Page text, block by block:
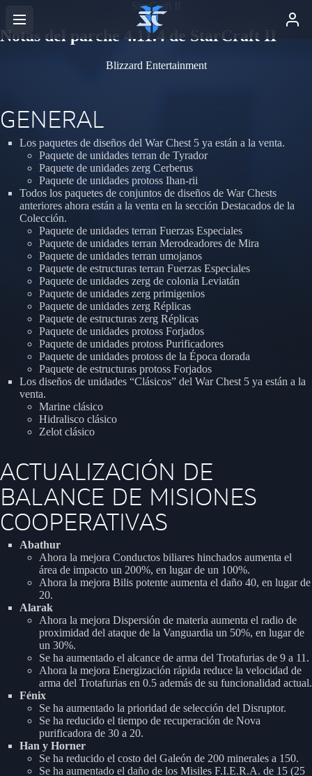
StarCraft II
Notas del parche 4.11.4 de StarCraft II
Blizzard Entertainment
GENERAL
Los paquetes de diseños del War Chest 5 ya están a la venta.
Paquete de unidades terran de Tyrador
Paquete de unidades zerg Cerberus
Paquete de unidades protoss Ihan-rii
Todos los paquetes de conjuntos de diseños de War Chests
anteriores ahora están a la venta en la sección Destacados de la
Colección.
Paquete de unidades terran Fuerzas Especiales
Paquete de unidades terran Merodeadores de Mira
Paquete de unidades terran umojanos
Paquete de estructuras terran Fuerzas Especiales
Paquete de unidades zerg de colonia Leviatán
Paquete de unidades zerg primigenios
Paquete de unidades zerg Réplicas
Paquete de estructuras zerg Réplicas
Paquete de unidades protoss Forjados
Paquete de unidades protoss Purificadores
Paquete de unidades protoss de la Época dorada
Paquete de estructuras protoss Forjados
Los diseños de unidades “Clásicos” del War Chest 5 ya están a la
venta.
Marine clásico
Hidralisco clásico
Zelot clásico
ACTUALIZACIÓN DE
BALANCE DE MISIONES
COOPERATIVAS
Abathur
Ahora la mejora Conductos biliares hinchados aumenta el
área de impacto un 200%, en lugar de un 100%.
Ahora la mejora Bilis potente aumenta el daño 40, en lugar de
20.
Alarak
Ahora la mejora Dispersión de materia aumenta el radio de
proximidad del ataque de la Vanguardia un 50%, en lugar de
un 30%.
Se ha aumentado el alcance de arma del Trotafurias de 9 a 11.
Ahora la mejora Energización rápida reduce la velocidad de
arma del Trotafurias en 0.5 además de su funcionalidad actual.
Fénix
Se ha aumentado la prioridad de selección del Disruptor.
Se ha reducido el tiempo de recuperación de Nova
purificadora de 30 a 20.
Han y Horner
Se ha reducido el costo del Galeón de 200 minerales a 150.
Se ha aumentado el daño de los Misiles F.I.E.R.A. de 15 (25